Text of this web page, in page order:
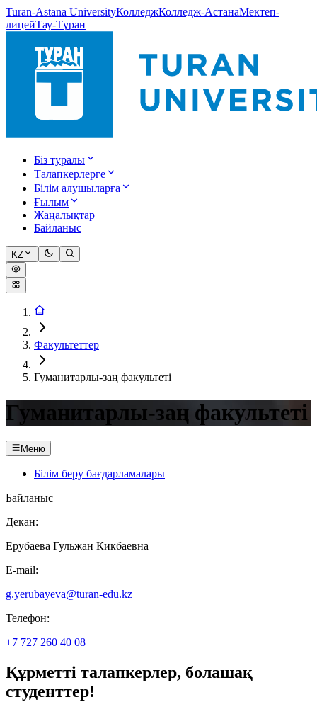
Turan-Astana UniversityКолледжКолледж-АстанаМектеп-
лицейТау-Тұран
Біз туралы
Талапкерлерге
Білім алушыларға
Ғылым
Жаңалықтар
Байланыс
KZ
Факультеттер
Гуманитарлы-заң факультеті
Гуманитарлы-заң факультеті
Меню
Білім беру бағдарламалары
Байланыс
Декан:
Ерубаева Гульжан Кикбаевна
E-mail:
g.yerubayeva@turan-edu.kz
Телефон:
+7 727 260 40 08
Құрметті талапкерлер, болашақ
студенттер!